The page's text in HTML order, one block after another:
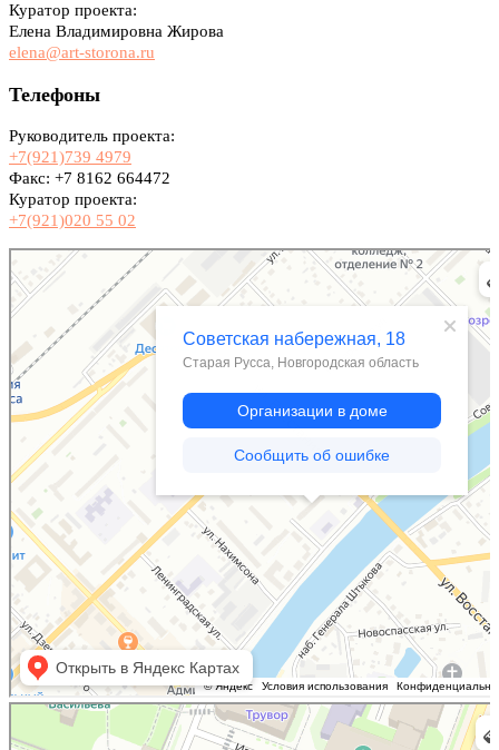
Куратор проекта:
Елена Владимировна Жирова
elena@art-storona.ru
Телефоны
Руководитель проекта:
+7(921)739 4979
Факс: +7 8162 664472
Куратор проекта:
+7(921)020 55 02
Старая Русса
Советская набережная, 18 — Яндекс.Карты
Великий Новгород
Ильина улица, 2 — Яндекс.Карты